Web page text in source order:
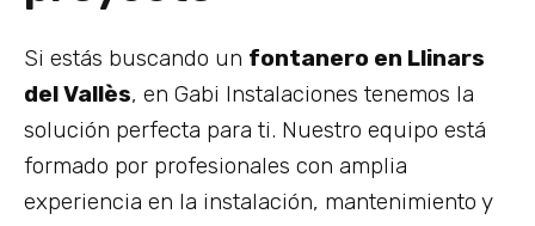
Si estás buscando un fontanero en Llinars
del Vallès, en Gabi Instalaciones tenemos la
solución perfecta para ti. Nuestro equipo está
formado por profesionales con amplia
experiencia en la instalación, mantenimiento y